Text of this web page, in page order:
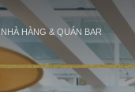
NHÀ HÀNG & QUÁN BAR